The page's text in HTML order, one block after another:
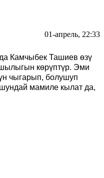
01-апрель, 22:33
Камчыбек Ташиев өзү
көрүптүр. Эми
чыгарып, болушуп
мамиле кылат да,